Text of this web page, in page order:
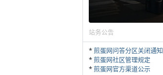
站务公告
*煎蛋网问答分区关闭通知
*煎蛋网社区管理规定
*煎蛋网官方渠道公示